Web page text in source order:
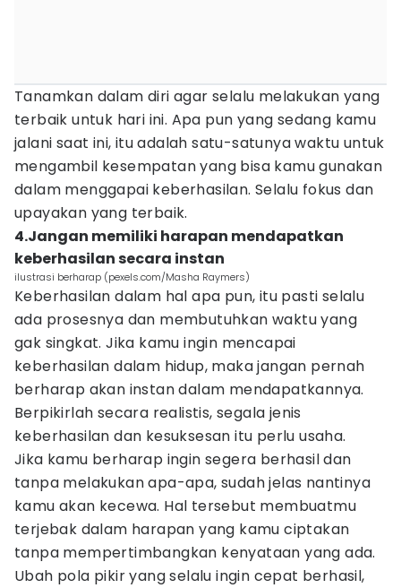
Tanamkan dalam diri agar selalu melakukan yang
terbaik untuk hari ini. Apa pun yang sedang kamu
jalani saat ini, itu adalah satu-satunya waktu untuk
mengambil kesempatan yang bisa kamu gunakan
dalam menggapai keberhasilan. Selalu fokus dan
upayakan yang terbaik.
4.Jangan memiliki harapan mendapatkan
keberhasilan secara instan
ilustrasi berharap (pexels.com/Masha Raymers)
Keberhasilan dalam hal apa pun, itu pasti selalu
ada prosesnya dan membutuhkan waktu yang
gak singkat. Jika kamu ingin mencapai
keberhasilan dalam hidup, maka jangan pernah
berharap akan instan dalam mendapatkannya.
Berpikirlah secara realistis, segala jenis
keberhasilan dan kesuksesan itu perlu usaha.
Jika kamu berharap ingin segera berhasil dan
tanpa melakukan apa-apa, sudah jelas nantinya
kamu akan kecewa. Hal tersebut membuatmu
terjebak dalam harapan yang kamu ciptakan
tanpa mempertimbangkan kenyataan yang ada.
Ubah pola pikir yang selalu ingin cepat berhasil,